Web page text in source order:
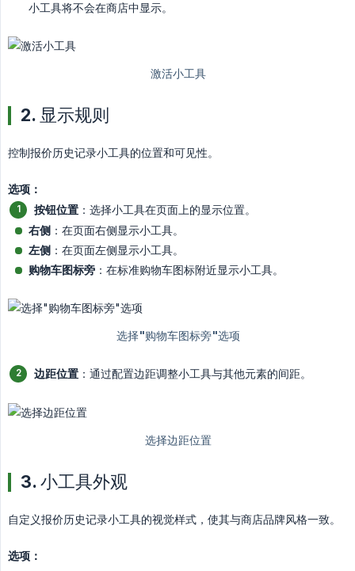
小工具将不会在商店中显示。
2. 显示规则
控制报价历史记录小工具的位置和可见性。
选项：
按钮位置 ：选择小工具在页面上的显示位置。
右侧 ：在页面右侧显示小工具。
左侧 ：在页面左侧显示小工具。
购物车图标旁 ：在标准购物车图标附近显示小工具。
边距位置 ：通过配置边距调整小工具与其他元素的间距。
3. 小工具外观
自定义报价历史记录小工具的视觉样式，使其与商店品牌风格一致。
选项：